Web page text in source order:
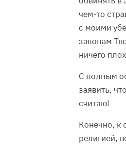
чем-то
с моими
законам
ничего
С полным
заявить,
считаю!
Конечно, к
религией,